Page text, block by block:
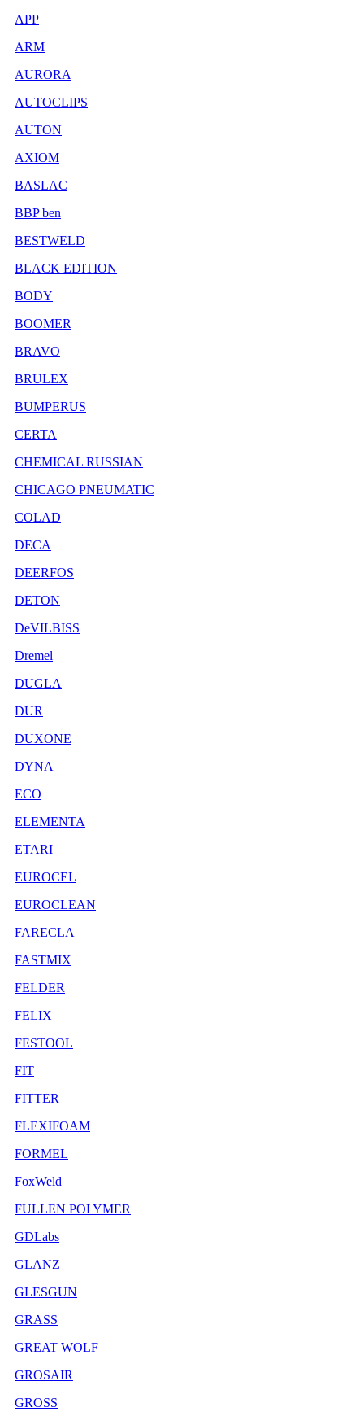
APP
ARM
AURORA
AUTOCLIPS
AUTON
AXIOM
BASLAC
BBP ben
BESTWELD
BLACK EDITION
BODY
BOOMER
BRAVO
BRULEX
BUMPERUS
CERTA
CHEMICAL RUSSIAN
CHICAGO PNEUMATIC
COLAD
DECA
DEERFOS
DETON
DeVILBISS
Dremel
DUGLA
DUR
DUXONE
DYNA
ECO
ELEMENTA
ETARI
EUROCEL
EUROCLEAN
FARECLA
FASTMIX
FELDER
FELIX
FESTOOL
FIT
FITTER
FLEXIFOAM
FORMEL
FoxWeld
FULLEN POLYMER
GDLabs
GLANZ
GLESGUN
GRASS
GREAT WOLF
GROSAIR
GROSS